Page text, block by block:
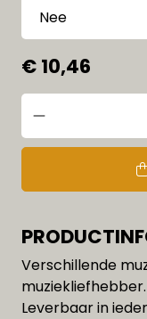
€ 10,46
Verschillende
muziekliefhebber.
Leverbaar in